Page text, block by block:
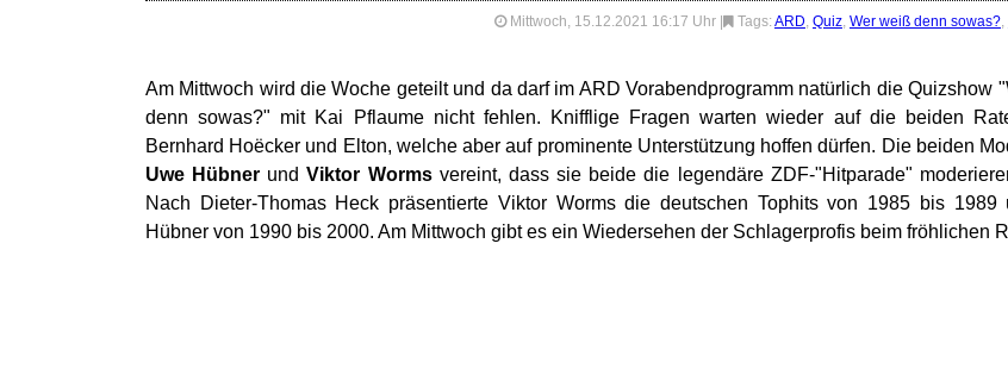
Mittwoch, 15.12.2021 16:17 Uhr Tags: ARD, Quiz, Wer weiß denn sowas?,
Am Mittwoch wird die Woche geteilt und da darf im ARD Vorabendprogramm natürlich die Quizshow
denn sowas?" mit Kai Pflaume nicht fehlen. Knifflige Fragen warten wieder auf die beiden
Bernhard Hoëcker und Elton, welche aber auf prominente Unterstützung hoffen dürfen. Die beiden
Uwe Hübner undViktor Wormsvereint, dass sie beide die legendäre ZDF-"Hitparade"
Nach Dieter-Thomas Heck präsentierte Viktor Worms die deutschen Tophits von 1985 bis 1989
Hübner von 1990 bis 2000. Am Mittwoch gibt es ein Wiedersehen der Schlagerprofis beim fröhlichen